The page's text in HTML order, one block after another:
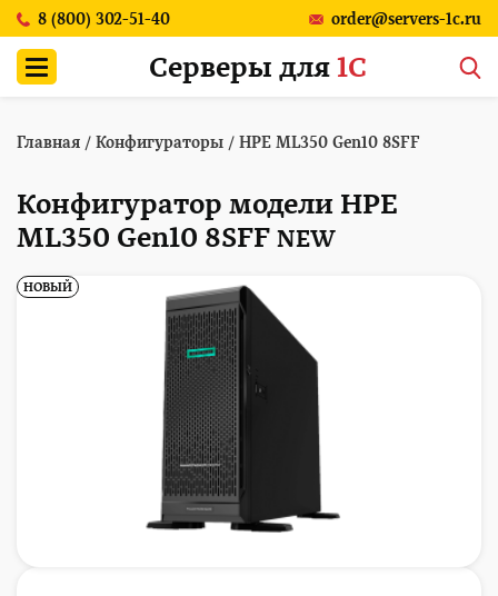
8 (800) 302-51-40 order@servers-1c.ru
Серверы для 1С
Главная / Конфигураторы / HPE ML350 Gen10 8SFF
Конфигуратор модели HPE
ML350 Gen10 8SFF NEW
НОВЫЙ